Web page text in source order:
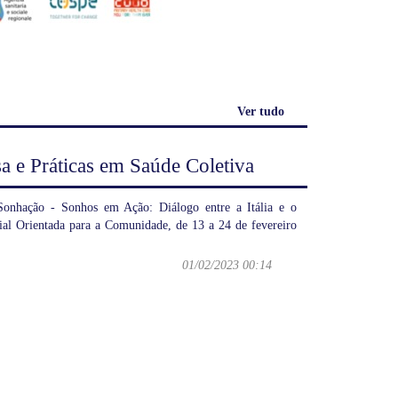
Ver tudo
e Práticas em Saúde Coletiva
- Sonhos em Ação: Diálogo entre a Itália e o
Orientada para a Comunidade, de 13 a 24 de fevereiro
01/02/2023 00:14